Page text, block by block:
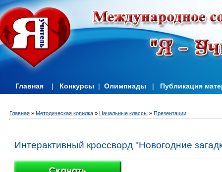
Главная | Конкурсы | Олимпиады | Публикация
Главная » Методическая копилка » Начальные классы » Презентации
Интерактивный кроссворд "Новогодние